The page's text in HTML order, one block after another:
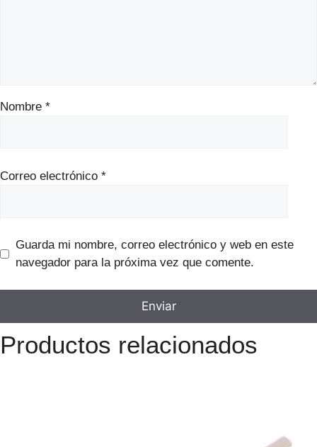
Nombre *
Correo electrónico *
Guarda mi nombre, correo electrónico y web en este
navegador para la próxima vez que comente.
Productos relacionados